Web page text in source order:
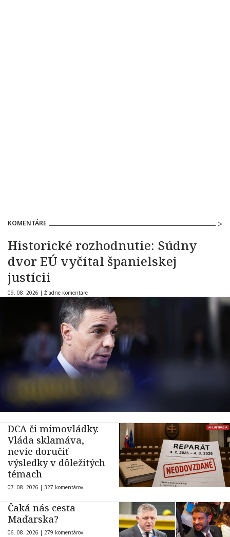
KOMENTÁRE
Historické rozhodnutie: Súdny
dvor EÚ vyčítal španielskej
justícii
09. 08. 2026 | Žiadne komentáre
DCA či mimovládky.
Vláda sklamáva,
nevie doručiť
výsledky v dôležitých
témach
07. 08. 2026 | 327 komentárov
Čaká nás cesta
Maďarska?
06. 08. 2026 | 279 komentárov